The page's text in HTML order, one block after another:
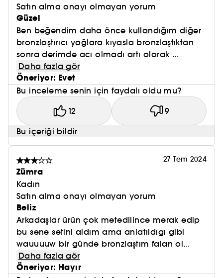
Satın alma onayı olmayan yorum
Güzel
Ben beğendim daha önce kullandığım diğer
bronzlaştırıcı yağlara kıyasla bronzlaştıktan
sonra derimde acı olmadı artı olarak ...
Daha fazla gör
Öneriyor: Evet
Bu inceleme senin için faydalı oldu mu?
12 9
Bu içeriği bildir
27 Tem 2024
Zümra
Kadın
Satın alma onayı olmayan yorum
Beliz
Arkadaşlar ürün çok metedilince merak edip
bu sene setini aldım ama anlatıldıgı gibi
wauuuuw bir günde bronzlaştım falan ol...
Daha fazla gör
Öneriyor: Hayır